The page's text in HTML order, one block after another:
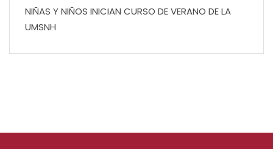
NIÑAS Y NIÑOS INICIAN CURSO DE VERANO DE LA
UMSNH